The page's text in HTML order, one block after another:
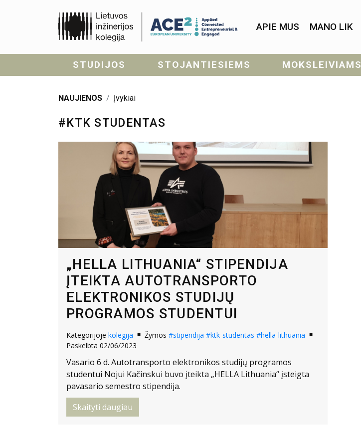
APIE MUS MANO LIK
STUDIJOS STOJANTIESIEMS MOKSLEIVIAMS
NAUJIENOS Įvykiai
#KTK STUDENTAS
„HELLA LITHUANIA“ STIPENDIJA
ĮTEIKTA AUTOTRANSPORTO
ELEKTRONIKOS STUDIJŲ
PROGRAMOS STUDENTUI
Kategorijoje kolegija Žymos #stipendija #ktk-studentas #hella-lithuania
Paskelbta 02/06/2023
Vasario 6 d. Autotransporto elektronikos studijų programos
studentui Nojui Kačinskui buvo įteikta „HELLA Lithuania“ įsteigta
pavasario semestro stipendija.
Skaityti daugiau